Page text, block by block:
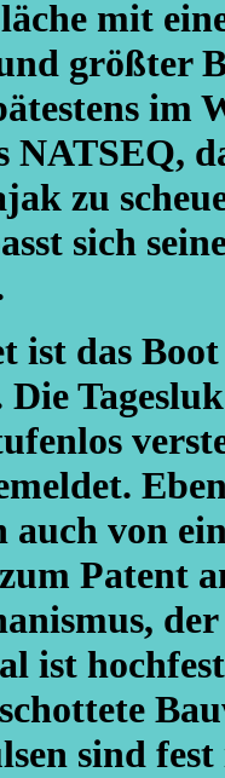
mit
größter
im
NATSEQ,
zu
sich
ist das
Die
auch von
Patent
ist
sind